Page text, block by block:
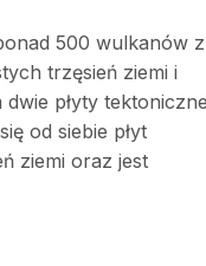
500 wulkanów z
trzęsień ziemi i
płyty tektoniczne
od siebie płyt
ziemi oraz jest